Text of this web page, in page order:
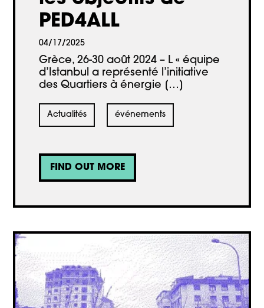
PED4ALL
04/17/2025
Grèce, 26-30 août 2024 – L « équipe
d’Istanbul a représenté l’initiative
des Quartiers à énergie […]
Actualités événements
FIND OUT MORE